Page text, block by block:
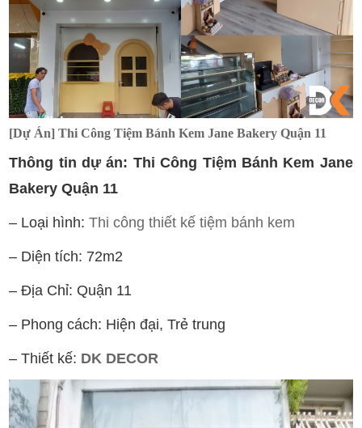
[Dự Án] Thi Công Tiệm Bánh Kem Jane Bakery Quận 11
Thông tin dự án: Thi Công Tiệm Bánh Kem Jane
Bakery Quận 11
– Loại hình:Thi công thiết kế tiệm bánh kem
– Diện tích: 72m2
– Địa Chỉ: Quận 11
– Phong cách: Hiện đại, Trẻ trung
– Thiết kế: DK DECOR